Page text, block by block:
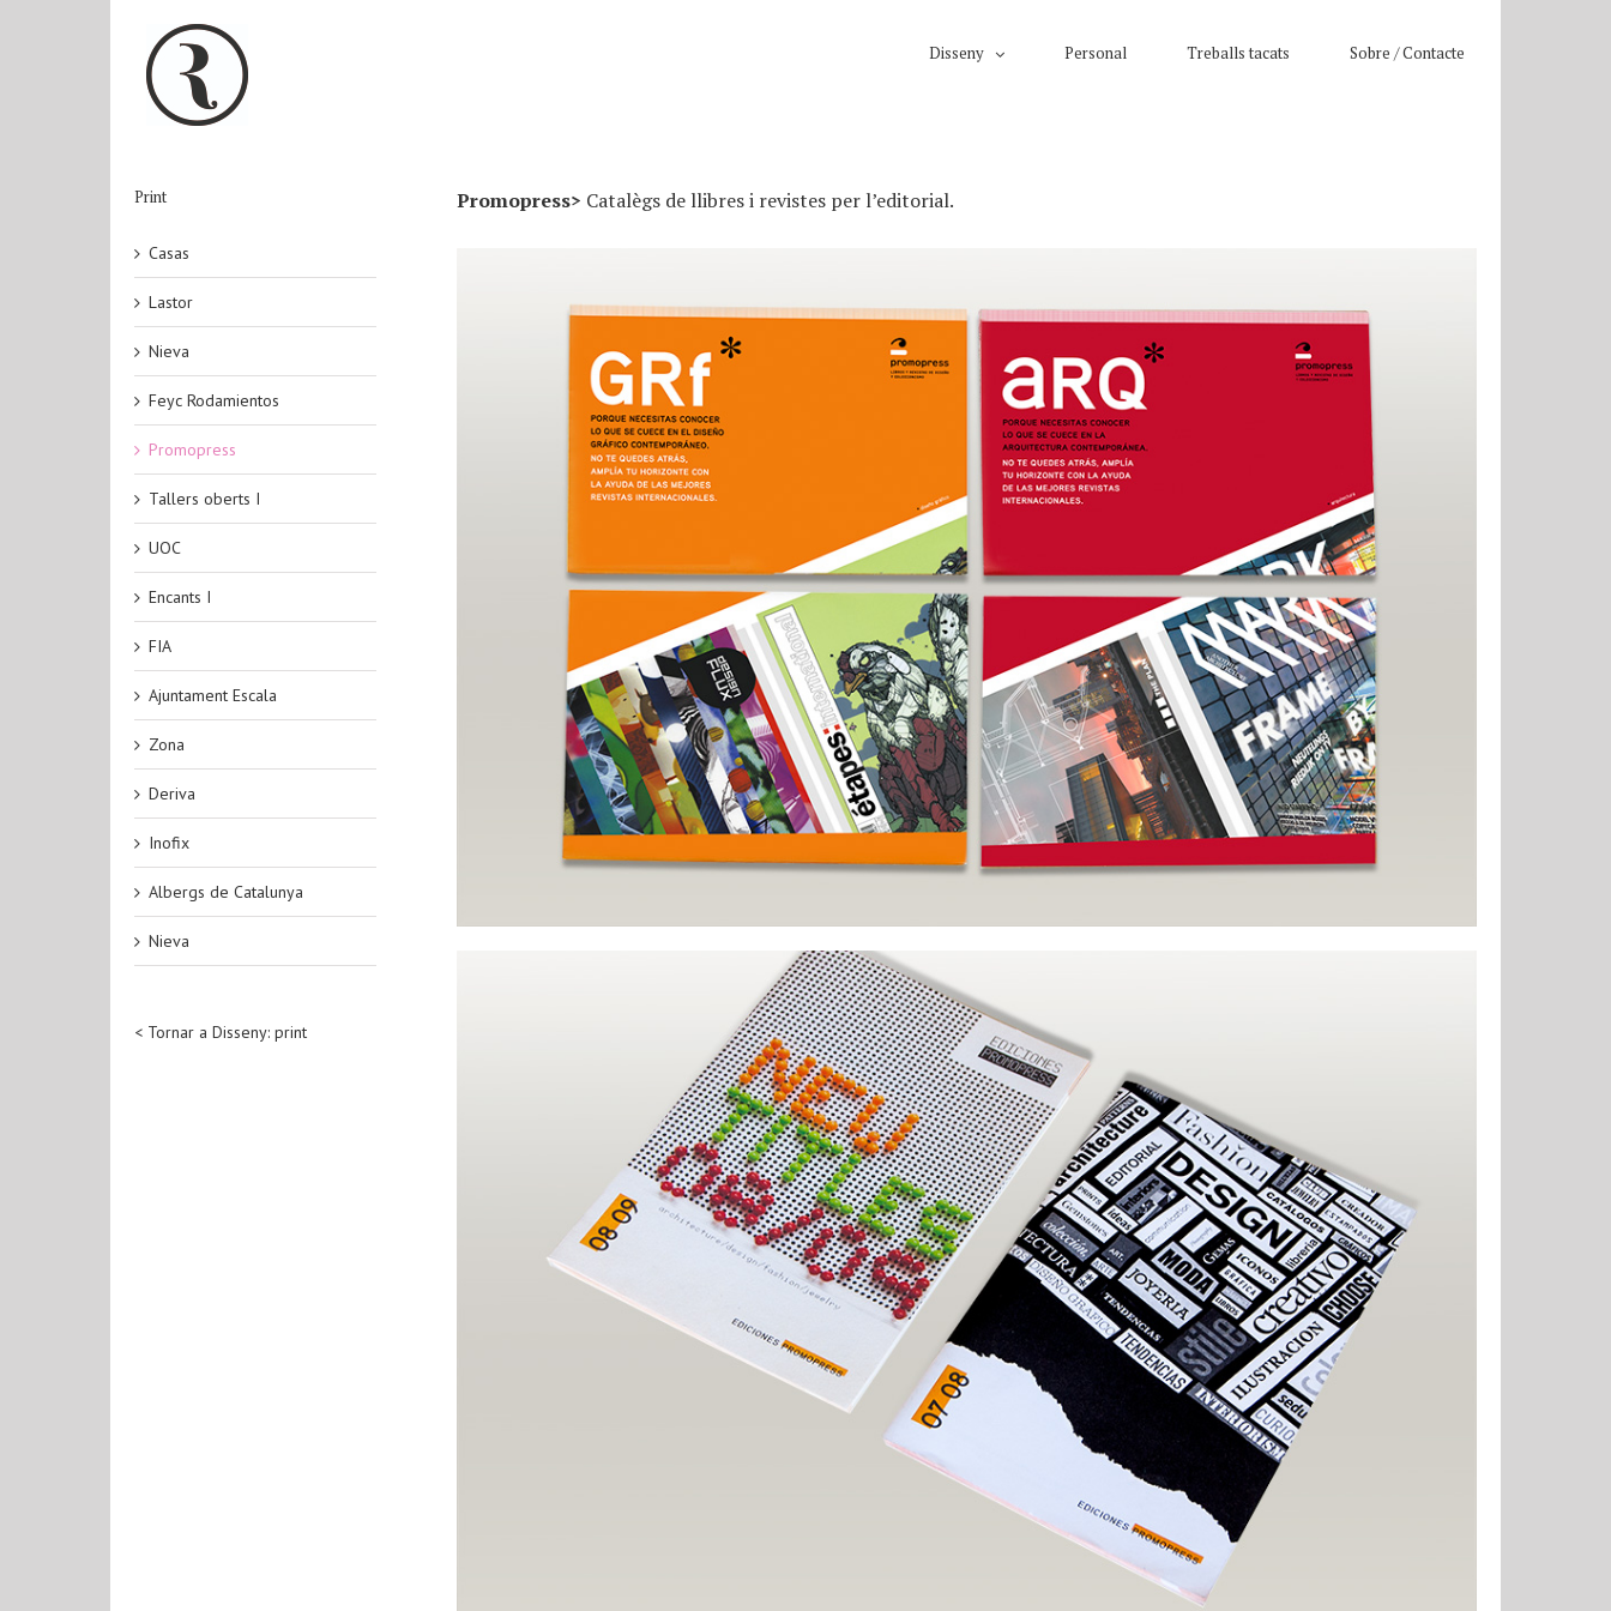
Disseny Personal Treballs tacats Sobre / Contacte
Promopress> Catalègs de llibres i revistes per l’editorial.
Print
Casas
Lastor
Nieva
Feyc Rodamientos
Promopress
Tallers oberts I
UOC
Encants I
FIA
Ajuntament Escala
Zona
Deriva
Inofix
Albergs de Catalunya
Nieva
< Tornar a Disseny: print